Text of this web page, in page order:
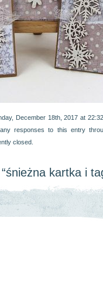
December 18th, 2017 at
any responses to this entry
closed.
kartka i